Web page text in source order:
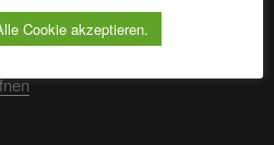
Cookie akzeptieren.